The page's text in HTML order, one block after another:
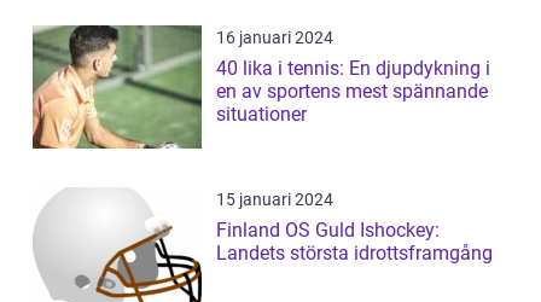
16 januari 2024
40 lika i tennis: En djupdykning i
en av sportens mest spännande
situationer
15 januari 2024
Finland OS Guld Ishockey:
Landets största idrottsframgång